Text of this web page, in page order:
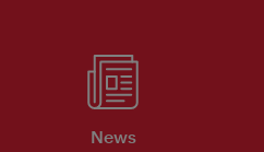
News